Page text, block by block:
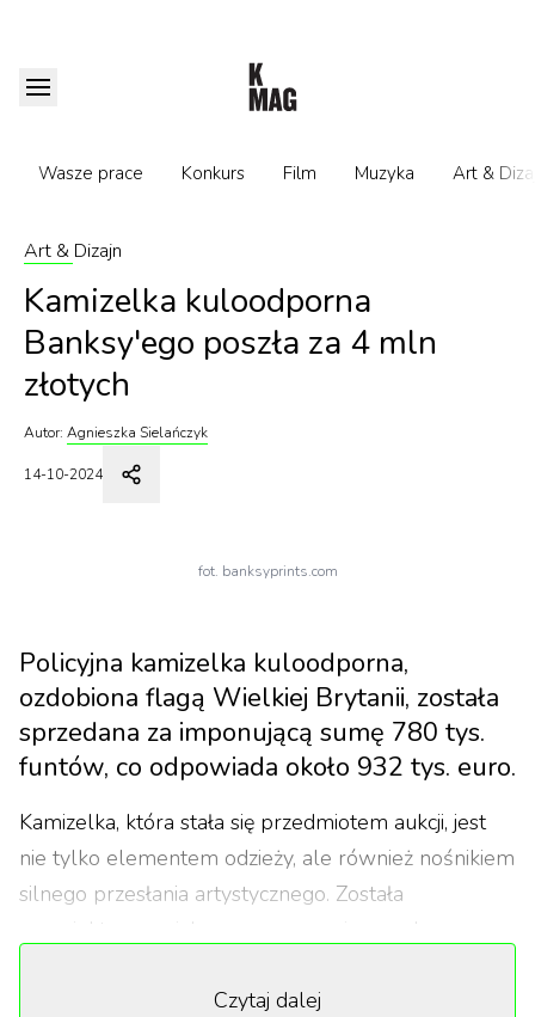
Wasze prace Konkurs Film Muzyka Art &
Art & Dizajn
Kamizelka kuloodporna
Banksy'ego poszła za 4 mln
złotych
Autor: Agnieszka Sielańczyk
14-10-2024
fot. banksyprints.com
Policyjna kamizelka kuloodporna,
ozdobiona flagą Wielkiej Brytanii, została
sprzedana za imponującą sumę 780 tys.
funtów, co odpowiada około 932 tys. euro.
Kamizelka, która stała się przedmiotem aukcji, jest
nie tylko elementem odzieży, ale również nośnikiem
silnego przesłania artystycznego. Została
zaprojektowana jako wyraz sprzeciwu wobec
Brytanii. Jej sprzedaż odbyła się 9 października w
Czytaj dalej